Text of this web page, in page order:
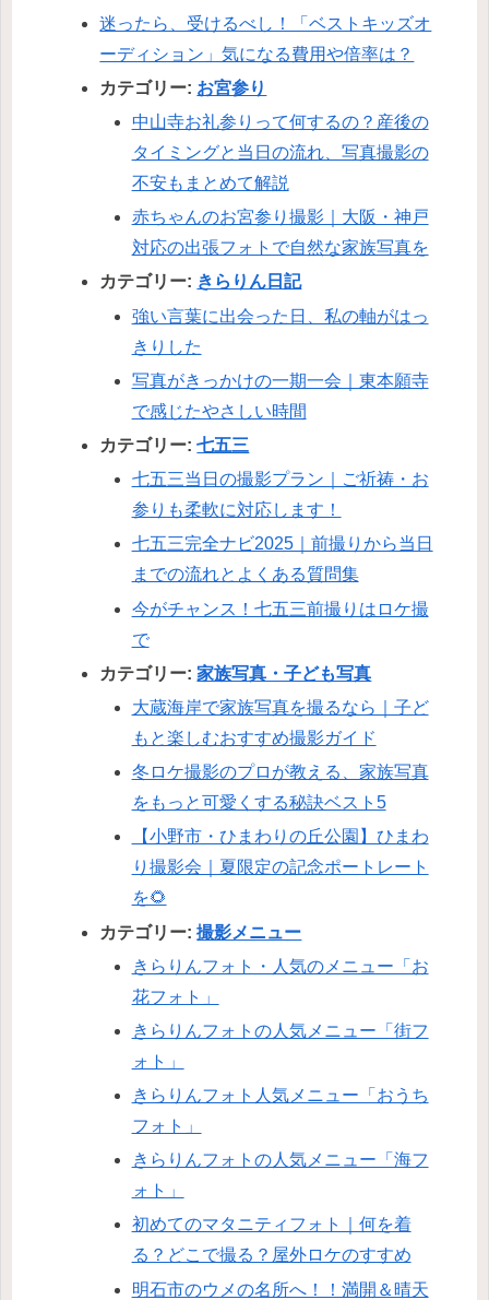
迷ったら、受けるべし！「ベストキッズオ
ーディション」気になる費用や倍率は？
カテゴリー: お宮参り
中山寺お礼参りって何するの？産後の
タイミングと当日の流れ、写真撮影の
不安もまとめて解説
赤ちゃんのお宮参り撮影｜大阪・神戸
対応の出張フォトで自然な家族写真を
カテゴリー: きらりん日記
強い言葉に出会った日、私の軸がはっ
きりした
写真がきっかけの一期一会｜東本願寺
で感じたやさしい時間
カテゴリー:七五三
七五三当日の撮影プラン｜ご祈祷・お
参りも柔軟に対応します！
七五三完全ナビ2025｜前撮りから当日
までの流れとよくある質問集
今がチャンス！七五三前撮りはロケ撮
で
カテゴリー:家族写真・子ども写真
大蔵海岸で家族写真を撮るなら｜子ど
もと楽しむおすすめ撮影ガイド
冬ロケ撮影のプロが教える、家族写真
をもっと可愛くする秘訣ベスト5
【小野市・ひまわりの丘公園】ひまわ
り撮影会｜夏限定の記念ポートレート
を🌻
カテゴリー:撮影メニュー
きらりんフォト・人気のメニュー「お
花フォト」
きらりんフォトの人気メニュー「街フ
ォト」
きらりんフォト人気メニュー「おうち
フォト」
きらりんフォトの人気メニュー「海フ
ォト」
初めてのマタニティフォト｜何を着
る？どこで撮る？屋外ロケのすすめ
明石市のウメの名所へ！！満開＆晴天